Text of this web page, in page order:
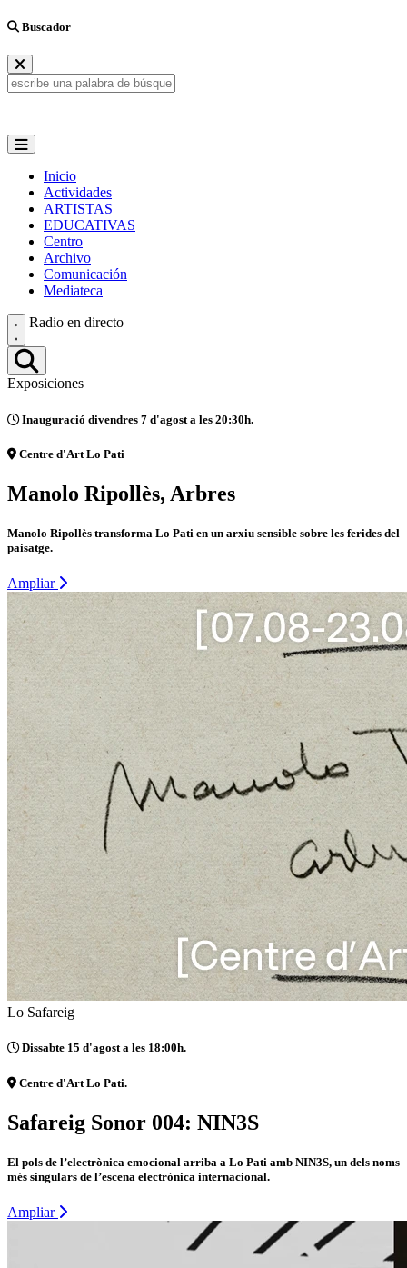
Buscador
Inicio
Actividades
ARTISTAS
EDUCATIVAS
Centro
Archivo
Comunicación
Mediateca
Radio en directo
Exposiciones
Inauguració divendres 7 d'agost a les 20:30h.
Centre d'Art Lo Pati
Manolo Ripollès, Arbres
Manolo Ripollès transforma Lo Pati en un arxiu sensible sobre les ferides del
paisatge.
Ampliar
Lo Safareig
Dissabte 15 d'agost a les 18:00h.
Centre d'Art Lo Pati.
Safareig Sonor 004: NIN3S
El pols de l’electrònica emocional arriba a Lo Pati amb NIN3S, un dels noms
més singulars de l’escena electrònica internacional.
Ampliar